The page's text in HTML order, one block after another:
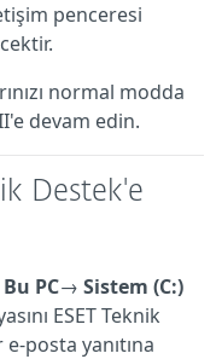
penceresi
normal modda
devam edin.
Destek'e
Bu PC→ Sistem (C:)
ESET Teknik
posta yanıtına